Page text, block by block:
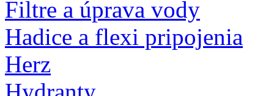
Filtre a úprava vody
Hadice a flexi pripojenia
Herz